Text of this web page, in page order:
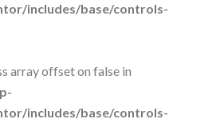
includes/base/controls-
array offset on false in
includes/base/controls-